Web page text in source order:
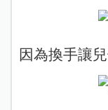
因為換手讓